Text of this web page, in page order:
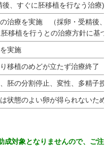
、すぐに胚移植を行なう治療)
治療を実施 （採卵・受精後、
移植を行うとの治療方針に基
実施
移植のめどが立たず治療終了
胚の分割停止、変性、多精子
状態のよい卵が得られないため
成対象となりませんので、ご注